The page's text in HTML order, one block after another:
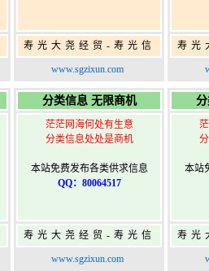
寿光大尧经贸-寿光信
息网-免费信息发布网-
www.sgzixun.com
寿光
息网
分类信息 无限商机
茫茫网海何处有生意
分类信息处处是商机
本站免费发布各类供求信息
QQ：80064517
寿光大尧经贸-寿光信
息网-免费信息发布网-
www.sgzixun.com
本站
寿光
息网